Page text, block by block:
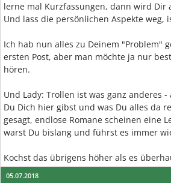
lerne mal Kurzfassungen, dann wird Dir
Und lass die persönlichen Aspekte weg,
Ich hab nun alles zu Deinem "Problem"
ersten Post, aber man möchte ja nur
hören.
Und Lady: Trollen ist was ganz anderes
Du Dich hier gibst und was Du alles da
gesagt, endlose Romane scheinen eine
warst Du bislang und führst es immer
Kochst das übrigens höher als es
05.07.2018